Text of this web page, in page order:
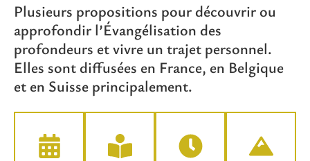
Plusieurs propositions pour découvrir ou
approfondir l’Évangélisation des
profondeurs et vivre un trajet personnel.
Elles sont diffusées en France, en Belgique
et en Suisse principalement.